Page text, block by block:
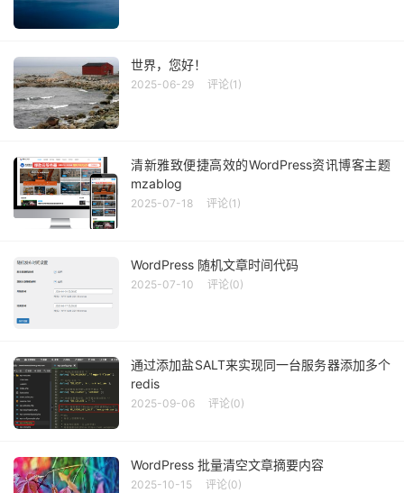
世界，您好！
2025-06-29 评论(1)
清新雅致便捷高效的WordPress资讯博客主题
mzablog
2025-07-18 评论(1)
WordPress 随机文章时间代码
2025-07-10 评论(0)
通过添加盐SALT来实现同一台服务器添加多个
redis
2025-09-06 评论(0)
WordPress 批量清空文章摘要内容
2025-10-15 评论(0)